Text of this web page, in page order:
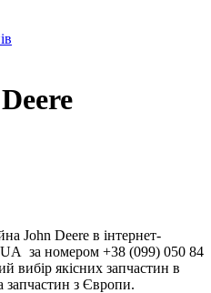
John Deere в інтернет-
за номером +38 (099) 050 84
вибір якісних запчастин в
запчастин з Європи.